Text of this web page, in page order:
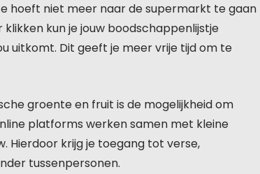
hoeft niet meer naar de supermarkt te gaan
kun je jouw boodschappenlijstje
uitkomt. Dit geeft je meer vrije tijd om te
groente en fruit is de mogelijkheid om
platforms werken samen met kleine
Hierdoor krijg je toegang tot verse,
tussenpersonen.